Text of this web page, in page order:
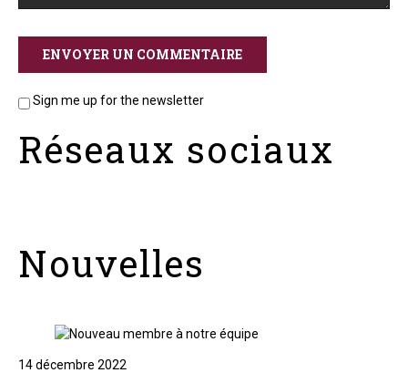
Sign me up for the newsletter
Réseaux sociaux
Nouvelles
14 décembre 2022